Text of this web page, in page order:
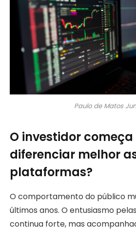
Paulo de Matos
O investidor começa
diferenciar melhor
plataformas?
O comportamento do público
últimos anos. O entusiasmo
continua forte, mas